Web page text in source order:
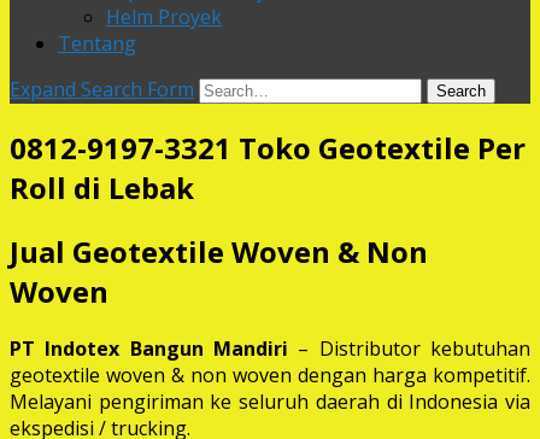
Helm Proyek
Tentang
Expand Search Form
Search
0812-9197-3321 Toko Geotextile Per
Roll di Lebak
Jual Geotextile Woven & Non
Woven
PT Indotex Bangun Mandiri – Distributor kebutuhan
geotextile woven & non woven dengan harga kompetitif.
Melayani pengiriman ke seluruh daerah di Indonesia via
ekspedisi / trucking.